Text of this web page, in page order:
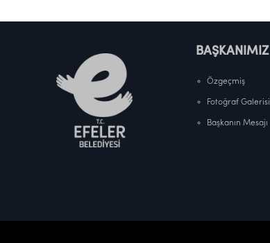
BAŞKANIMIZ
Özgeçmiş
Fotoğraf Galerisi
Başkanın Mesajı